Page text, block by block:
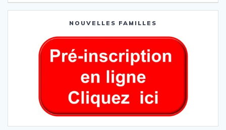
NOUVELLES FAMILLES